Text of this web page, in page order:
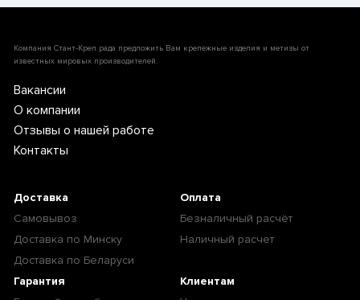
Компания Стант-Креп рада предложить Вам крепежные изделия и метизы от
известных мировых производителей.
Вакансии
О компании
Отзывы о нашей работе
Контакты
Доставка
Самовывоз
Доставка по Минску
Доставка по Беларуси
Оплата
Безналичный расчёт
Наличный расчет
Гарантия
Клиентам